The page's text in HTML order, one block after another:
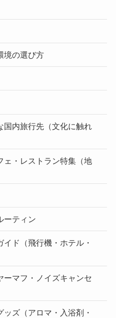
境の選び方
国内旅行先（文化に触れ
ェ・レストラン特集（地
ーティン
ド（飛行機・ホテル・
ーマフ・ノイズキャンセ
ズ（アロマ・入浴剤・